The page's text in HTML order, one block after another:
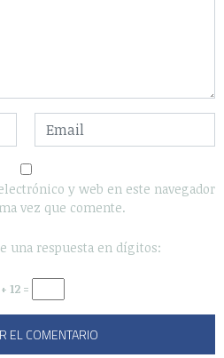
y web en este navegador
vez que comente.
una respuesta en dígitos:
12 =